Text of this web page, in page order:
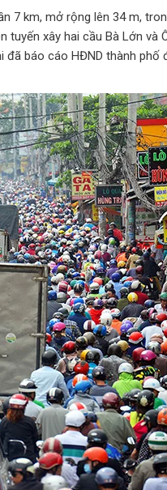
7 km, mở rộng lên 34 m,
xây hai cầu Bà Lớn
báo cáo HĐND thành